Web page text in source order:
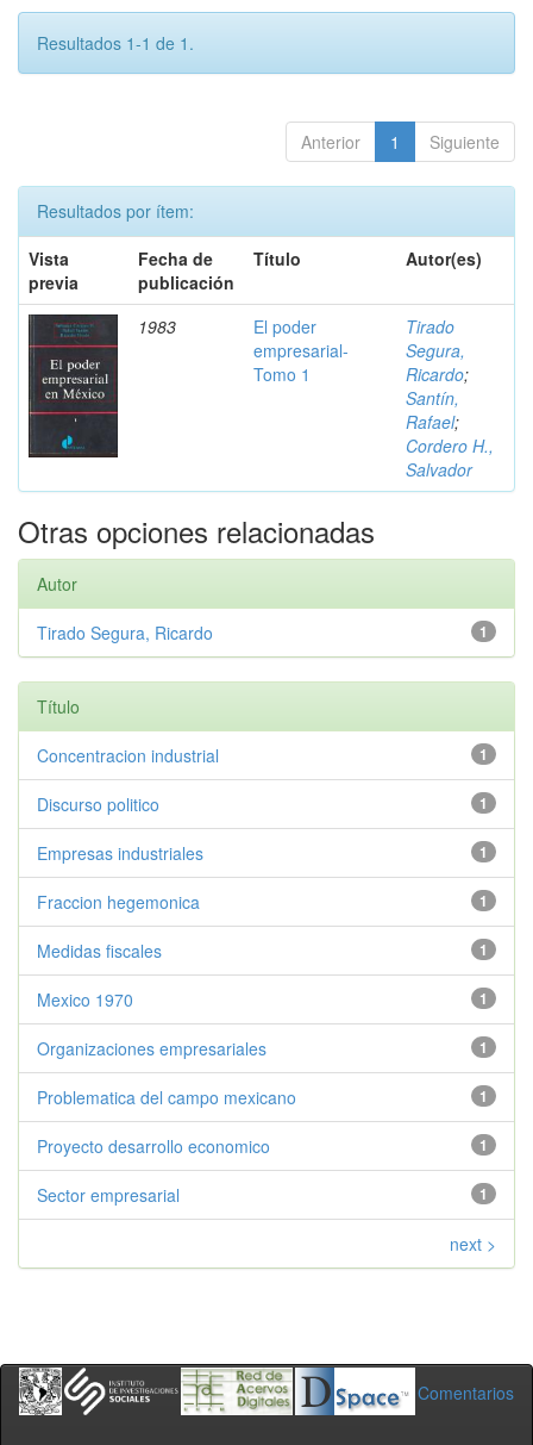
Resultados 1-1 de 1.
Anterior 1 Siguiente
Resultados por ítem:
Vista
previa
Fecha de
publicación
Título Autor(es)
1983
El poder
empresarial-
Tomo 1
Tirado
Segura,
Ricardo;
Santín,
Rafael;
Cordero H.,
Salvador
Otras opciones relacionadas
Autor
1
Tirado Segura, Ricardo
Título
1
Concentracion industrial
1
Discurso politico
1
Empresas industriales
1
Fraccion hegemonica
1
Medidas fiscales
1
Mexico 1970
1
Organizaciones empresariales
1
Problematica del campo mexicano
1
Proyecto desarrollo economico
1
Sector empresarial
next >
Comentarios